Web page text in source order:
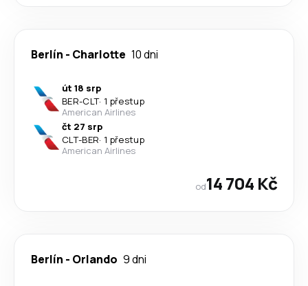
Berlín - Charlotte 10 dni
út 18 srp
BER-CLT· 1 přestup
American Airlines
čt 27 srp
CLT-BER· 1 přestup
American Airlines
od14 704 Kč
Berlín - Orlando 9 dni